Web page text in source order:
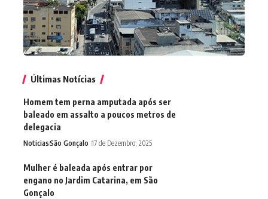
Últimas Notícias
Homem tem perna amputada após ser
baleado em assalto a poucos metros de
delegacia
NoticiasSão Gonçalo 17 de Dezembro, 2025
Mulher é baleada após entrar por
engano no Jardim Catarina, em São
Gonçalo